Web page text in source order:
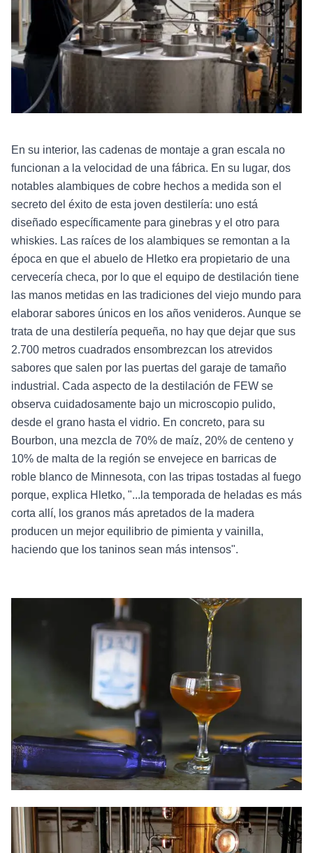
En su interior, las cadenas de montaje a gran escala no
funcionan a la velocidad de una fábrica. En su lugar, dos
notables alambiques de cobre hechos a medida son el
secreto del éxito de esta joven destilería: uno está
diseñado específicamente para ginebras y el otro para
whiskies. Las raíces de los alambiques se remontan a la
época en que el abuelo de Hletko era propietario de una
cervecería checa, por lo que el equipo de destilación tiene
las manos metidas en las tradiciones del viejo mundo para
elaborar sabores únicos en los años venideros. Aunque se
trata de una destilería pequeña, no hay que dejar que sus
2.700 metros cuadrados ensombrezcan los atrevidos
sabores que salen por las puertas del garaje de tamaño
industrial. Cada aspecto de la destilación de FEW se
observa cuidadosamente bajo un microscopio pulido,
desde el grano hasta el vidrio. En concreto, para su
Bourbon, una mezcla de 70% de maíz, 20% de centeno y
10% de malta de la región se envejece en barricas de
roble blanco de Minnesota, con las tripas tostadas al fuego
porque, explica Hletko, "...la temporada de heladas es más
corta allí, los granos más apretados de la madera
producen un mejor equilibrio de pimienta y vainilla,
haciendo que los taninos sean más intensos".